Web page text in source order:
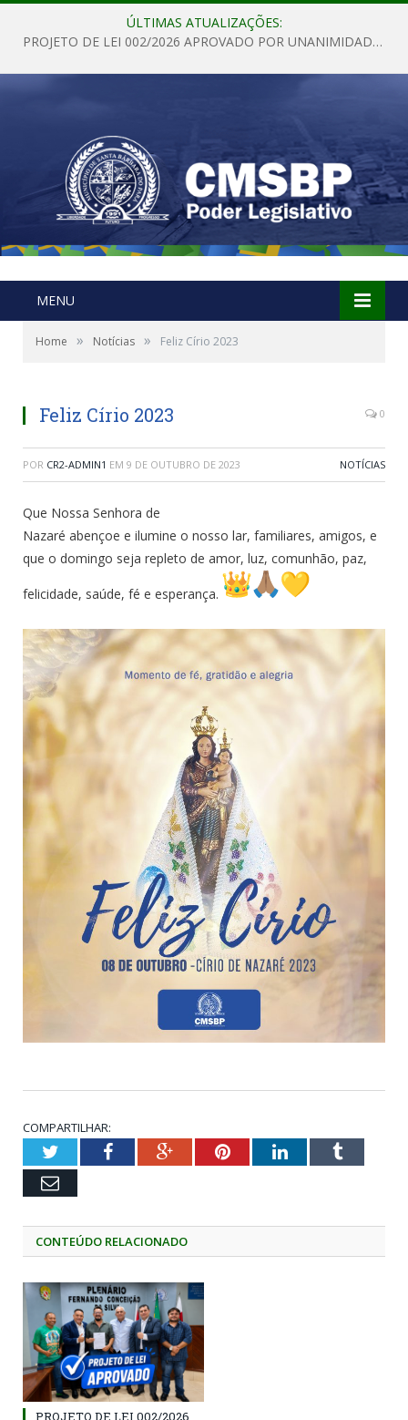
ÚLTIMAS ATUALIZAÇÕES:
PROJETO DE LEI 002/2026 APROVADO POR UNANIMIDADE EM SESSÃO ORDINÁRIA NESTA QUINTA – FEIRA 28 DE MAIO DE 2026
MENU
Home » Notícias » Feliz Círio 2023
Feliz Círio 2023 0
POR CR2-ADMIN1 EM 9 DE OUTUBRO DE 2023 NOTÍCIAS
Que Nossa Senhora de
Nazaré abençoe e ilumine o nosso lar, familiares, amigos, e
que o domingo seja repleto de amor, luz, comunhão, paz,
felicidade, saúde, fé e esperança.
COMPARTILHAR:
TwitterFacebookGoogle+PinterestLinkedInTumblr
Email
CONTEÚDO RELACIONADO
PROJETO DE LEI 002/2026